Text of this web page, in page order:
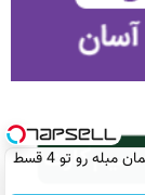
اجاره‌ قسطی ویلا! از کلبه تا آپارتمان مبله رو تو 4 قسط